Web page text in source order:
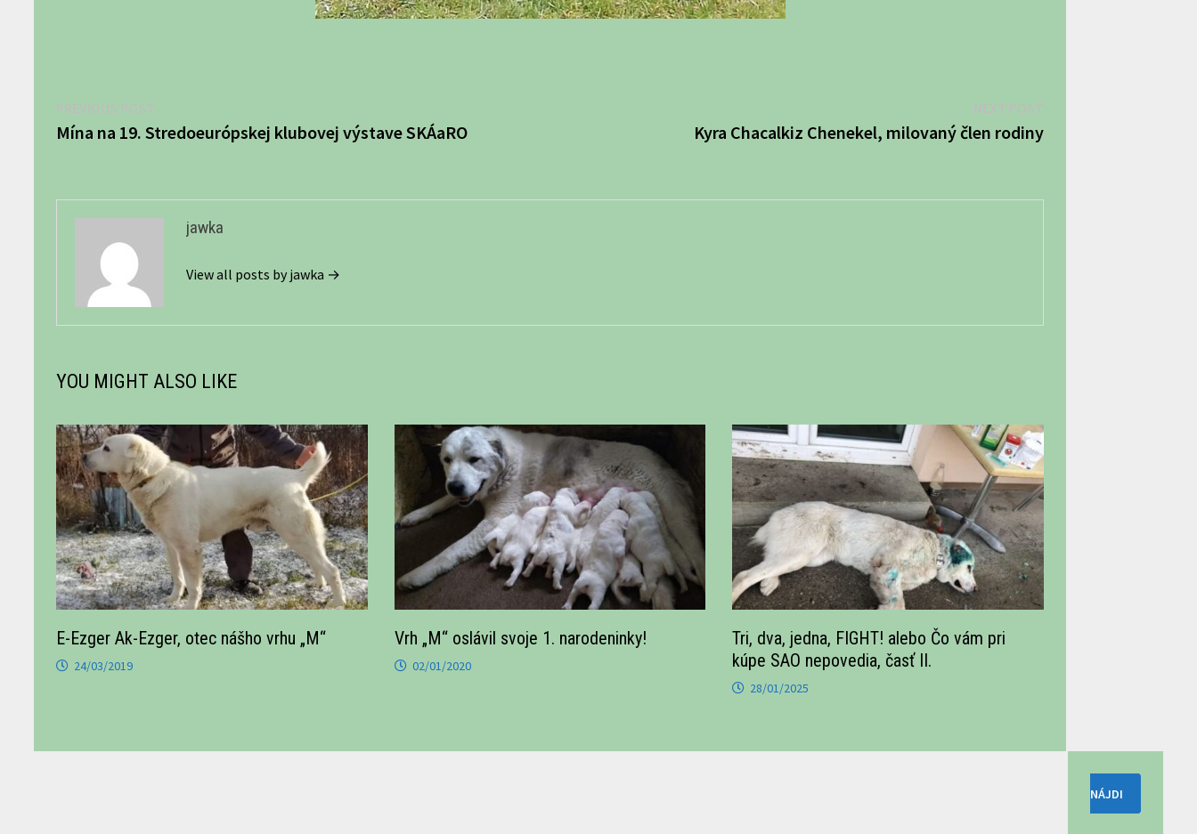
v
post:
Mína na 19. Stredoeurópskej klubovej výstave SKÁaRO
post:
Kyra Chacalkiz Chenekel, milovaný člen rodiny
jawka
View all posts by jawka →
YOU MIGHT ALSO LIKE
E-Ezger Ak-Ezger, otec nášho vrhu „M“
24/03/2019
Vrh „M“ oslávil svoje 1. narodeninky!
02/01/2020
Tri, dva, jedna, FIGHT! alebo Čo vám pri
kúpe SAO nepovedia, časť II.
28/01/2025
Hľadať: